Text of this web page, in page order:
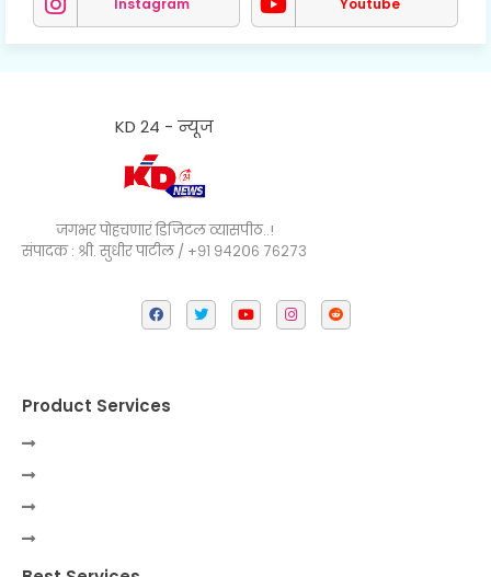
Instagram Youtube
KD 24 - न्यूज
जगभर पोहचणारं डिजिटल व्यासपीठ..!
संपादक : श्री. सुधीर पाटील / +९१ ९४२०६ ७६२७३
Product Services